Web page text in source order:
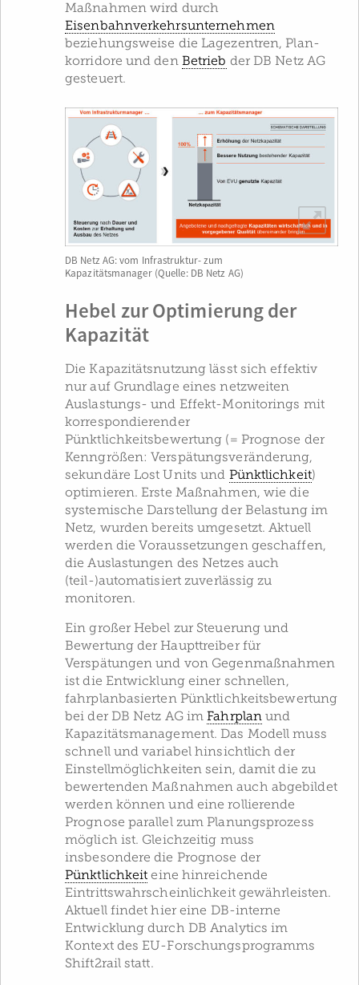
Maßnahmen wird durch
Eisenbahnverkehrsunternehmen
beziehungsweise die Lagezentren, Plan­
korridore und den Betrieb der DB Netz AG
gesteuert.
DB Netz AG: vom Infrastruktur- zum
Kapazitätsmanager (Quelle: DB Netz AG)
Hebel zur Optimierung der
Kapazität
Die Kapazitätsnutzung lässt sich effektiv
nur auf Grundlage eines netzweiten
Auslastungs- und Effekt-Monitorings mit
korrespondierender
Pünktlichkeitsbewertung (= Prognose der
Kenngrößen: Verspätungsveränderung,
sekundäre Lost Units und Pünktlichkeit)
optimieren. Erste Maßnahmen, wie die
systemische Darstellung der Belastung im
Netz, wurden bereits umgesetzt. Aktuell
werden die Voraussetzungen geschaffen,
die Auslastungen des Netzes auch
(teil-)automatisiert zuverlässig zu
monitoren.
Ein großer Hebel zur Steuerung und
Bewertung der Haupttreiber für
Verspätungen und von Gegenmaßnahmen
ist die Entwicklung einer schnellen,
fahrplanbasierten Pünktlichkeitsbewertung
bei der DB Netz AG imFahrplan und
Kapazitätsmanagement. Das Modell muss
schnell und variabel hinsichtlich der
Einstellmöglichkeiten sein, damit die zu
bewertenden Maßnahmen auch abgebildet
werden können und eine rollierende
Prognose parallel zum Planungsprozess
möglich ist. Gleichzeitig muss
insbesondere die Prognose der
Pünktlichkeit eine hinreichende
Eintrittswahrscheinlichkeit gewährleisten.
Aktuell findet hier eine DB-interne
Entwicklung durch DB Analytics im
Kontext des EU-Forschungsprogramms
Shift2rail statt.